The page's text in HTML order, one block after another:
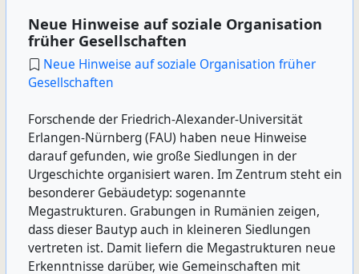
Neue Hinweise auf soziale Organisation
früher Gesellschaften
Neue Hinweise auf soziale Organisation früher
Gesellschaften
Forschende der Friedrich-Alexander-Universität
Erlangen-Nürnberg (FAU) haben neue Hinweise
darauf gefunden, wie große Siedlungen in der
Urgeschichte organisiert waren. Im Zentrum steht ein
besonderer Gebäudetyp: sogenannte
Megastrukturen. Grabungen in Rumänien zeigen,
dass dieser Bautyp auch in kleineren Siedlungen
vertreten ist. Damit liefern die Megastrukturen neue
Erkenntnisse darüber, wie Gemeinschaften mit